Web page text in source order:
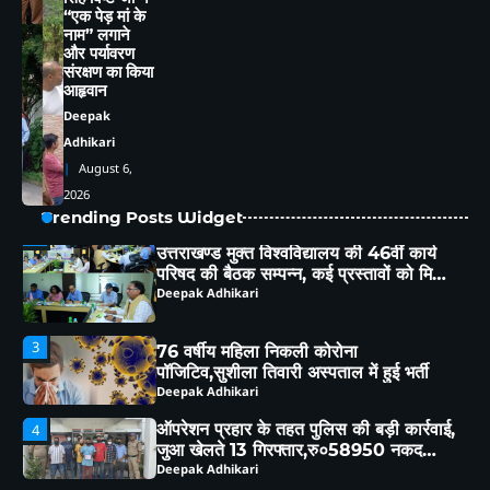
“एक पेड़ मां के
नाम” लगाने
और पर्यावरण
संरक्षण का किया
आहृवान
Deepak
Adhikari
August 6,
2026
Trending Posts Widget
1
2
पॉजिटिव,सुशीला तिवारी अस्पताल में हुई भर्ती
Deepak Adhikari
4
ऑपरेशन प्रहार के तहत पुलिस की बड़ी कार्रवाई,
जुआ खेलते 13 गिरफ्तार,रु०58950 नकद
बरामद
Deepak Adhikari
5
नैनीताल पुलिस का ऑपरेशन प्रहार, अवैध तमंचे
के साथ प्रिंस गिरफ्तार
Deepak Adhikari